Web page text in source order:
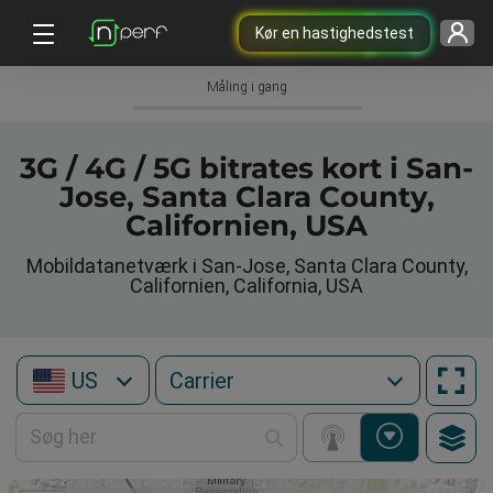
Kør en hastighedstest
Måling i gang
3G / 4G / 5G bitrates kort i San-
Jose, Santa Clara County,
Californien, USA
Mobildatanetværk i San-Jose, Santa Clara County,
Californien, California, USA
US